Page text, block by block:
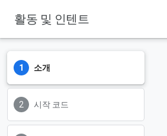
활동 및 인텐트
소개
시작 코드